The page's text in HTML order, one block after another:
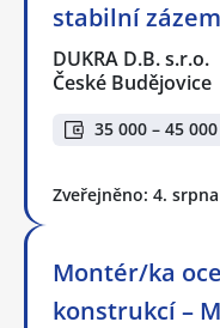
stabilní
DUKRA D.B. s.r.o.
České Budějovice
35 000 – 45
Zveřejněno: 4. srpna
Montér/ka
konstrukcí –